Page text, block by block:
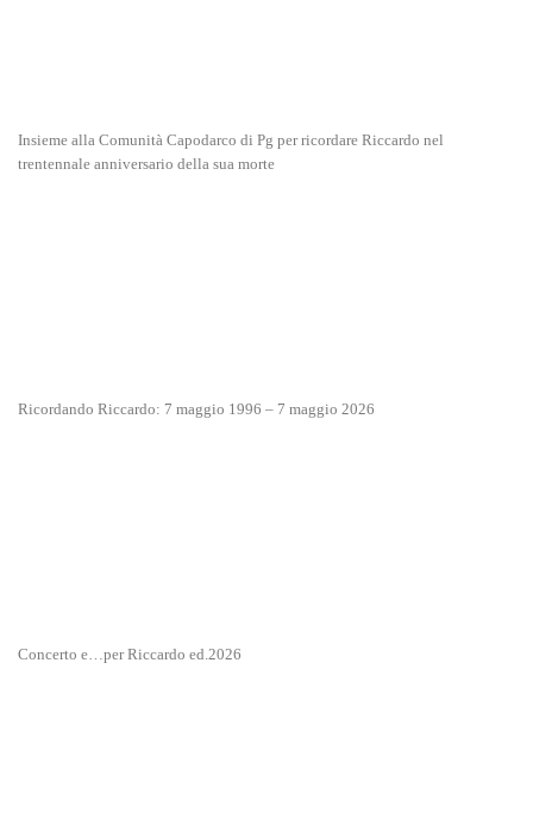
Insieme alla Comunità Capodarco di Pg per ricordare Riccardo nel
trentennale anniversario della sua morte
Ricordando Riccardo: 7 maggio 1996 – 7 maggio 2026
Concerto e…per Riccardo ed.2026